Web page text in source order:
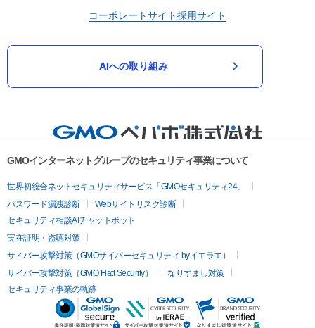
コーポレートサイト採用サイト
AIへの取り組み
GMOインターネットグループのセキュリティ事業について
世界初総合ネットセキュリティサービス「GMOセキュリティ24」
パスワード漏洩診断
Webサイトリスク診断
セキュリティ相談AIチャットボット
実在証明・盗聴対策
サイバー攻撃対策（GMOサイバーセキュリティ byイエラエ）
サイバー攻撃対策（GMO Flatt Security）
なりすまし対策
セキュリティ事業の軌跡